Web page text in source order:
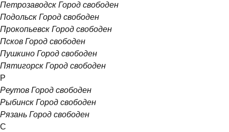
Петрозаводск Город свободен
Подольск Город свободен
Прокопьевск Город свободен
Псков Город свободен
Пушкино Город свободен
Пятигорск Город свободен
Р
Реутов Город свободен
Рыбинск Город свободен
Рязань Город свободен
С